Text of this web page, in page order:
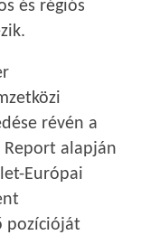
és régiós
révén a
Report alapján
Európai
pozícióját